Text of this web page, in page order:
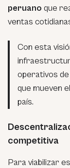
peruano que
ventas
Con esta
operativos
que mueven
país.
competitiva
Para viabilizar